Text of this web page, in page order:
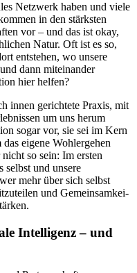
Netzwerk haben und viele
in den stärksten
vor – und das ist okay,
Natur. Oft ist es so,
entstehen, wo unsere
dann miteinander
hier helfen?
innen gerichtete Praxis, mit
um uns herum
sogar vor, sie sei im Kern
eigene Wohlergehen
so sein: Im ersten
selbst und unsere
mehr über sich selbst
und Gemein­sam­kei­
Intelligenz – und